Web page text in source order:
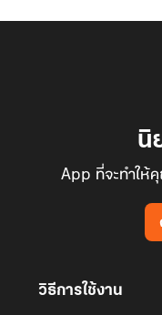
นิ
App ที่จะทำให้
วิธีการใช้งาน